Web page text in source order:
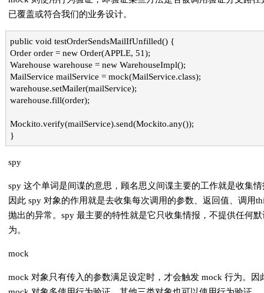
已覆盖或符合我们的业务设计。
public void testOrderSendsMailIfUnfilled() {
Order order = new Order(APPLE, 51);
Warehouse warehouse = new WarehouseImpl();
MailService mailService = mock(MailService.class);
warehouse.setMailer(mailService);
warehouse.fill(order);
Mockito.verify(mailService).send(Mockito.any());
}
spy
spy 这个单词是间谍的意思，顾名思义间谍主要的工作就是收集
因此 spy 对象的作用就是去收集每次调用的参数、返回值、调用
抛出的异常。spy 最主要的特性就是它只收集情报，不提供任何
为。
mock
mock 对象只有传入的参数满足设定时，才会触发 mock 行为。因